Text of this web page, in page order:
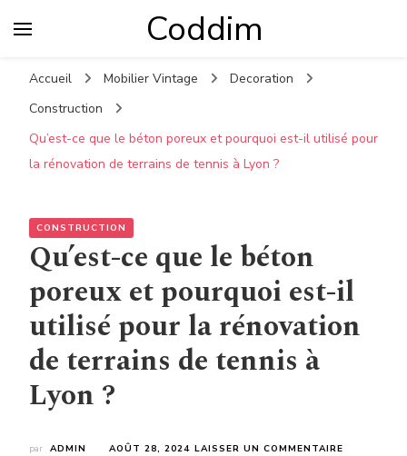
Coddim
Accueil Mobilier Vintage
Decoration
Construction
Qu’est-ce que le béton poreux et pourquoi est-il utilisé pour
la rénovation de terrains de tennis à Lyon ?
CONSTRUCTION
Qu’est-ce que le béton
poreux et pourquoi est-il
utilisé pour la rénovation
de terrains de tennis à
Lyon ?
par ADMIN AOÛT 28, 2024 LAISSER UN COMMENTAIRE